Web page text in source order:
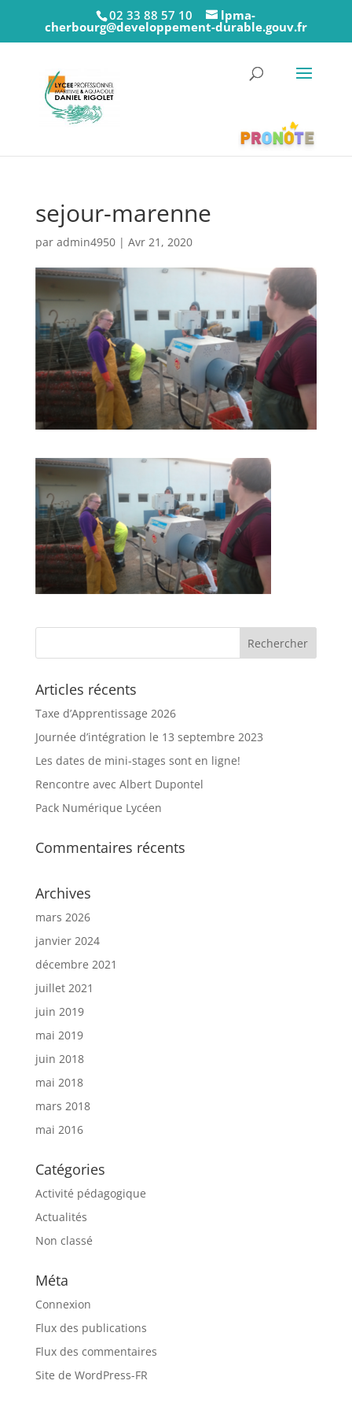
02 33 88 57 10 lpma-
cherbourg@developpement-durable.gouv.fr
sejour-marenne
par admin4950| Avr 21, 2020
Articles récents
Taxe d’Apprentissage 2026
Journée d’intégration le 13 septembre 2023
Les dates de mini-stages sont en ligne!
Rencontre avec Albert Dupontel
Pack Numérique Lycéen
Commentaires récents
Archives
mars 2026
janvier 2024
décembre 2021
juillet 2021
juin 2019
mai 2019
juin 2018
mai 2018
mars 2018
mai 2016
Catégories
Activité pédagogique
Actualités
Non classé
Méta
Connexion
Flux des publications
Flux des commentaires
Site de WordPress-FR